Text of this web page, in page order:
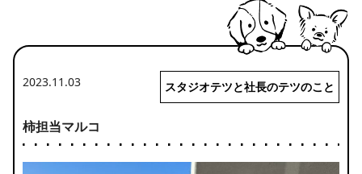
2023.11.03 スタジオテツと社長のテツのこと
柿担当マルコ